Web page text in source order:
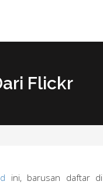
Flickr
ini, barusan daftar di